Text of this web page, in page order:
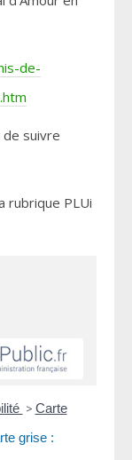
de-
suivre
rubrique PLUi
> Carte
grise :